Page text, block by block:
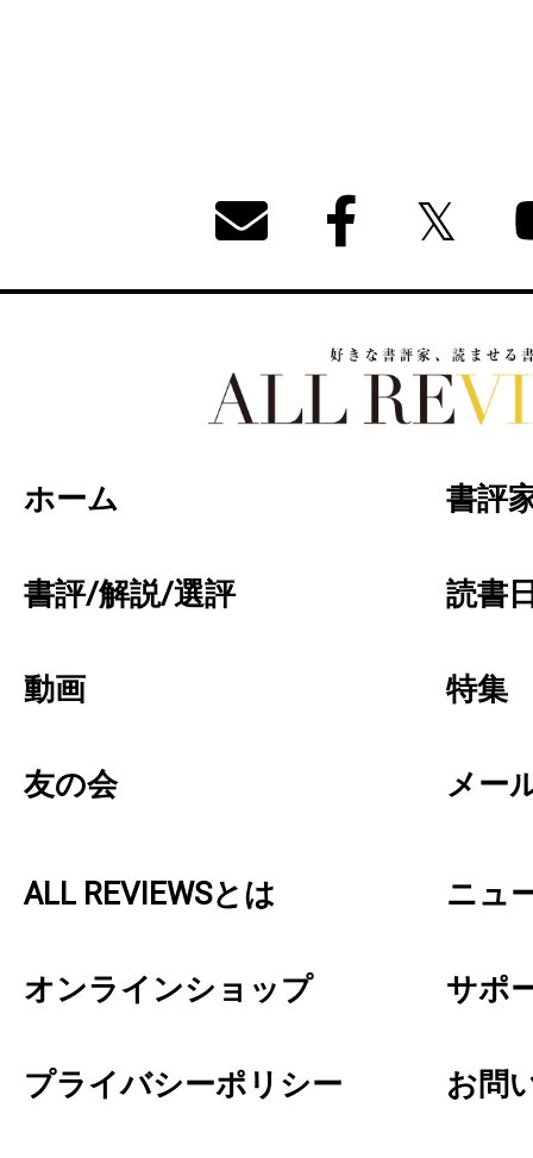
ホーム 書評
書評/解説/選評 読書
動画 特集
友の会 メー
ALL REVIEWSとは ニュ
オンラインショップ サポ
プライバシーポリシー お問